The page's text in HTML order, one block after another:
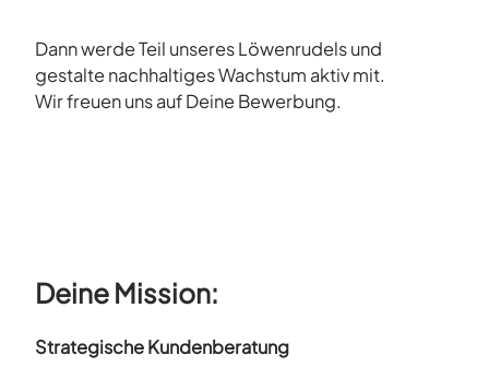
Dann werde Teil unseres Löwenrudels und
gestalte nachhaltiges Wachstum aktiv mit.
Wir freuen uns auf Deine Bewerbung.
Deine Mission:
Strategische Kundenberatung